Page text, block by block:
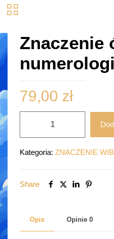
Znaczenie
79,00 zł
numerologicznym
Kategoria: ZNACZENIE
Share
Opis Opinie 0